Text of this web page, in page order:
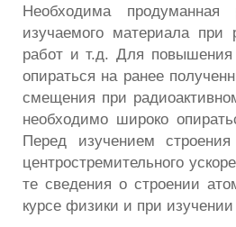
Необходима
изучаемого материала
работ и т.д. Для повышения
опираться на ранее
смещения при
необходимо широко
Перед изучением
центростремительного
те сведения о строении
курсе физики и при